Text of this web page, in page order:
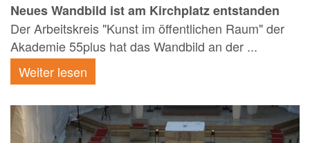
Neues Wandbild ist am Kirchplatz entstanden
Der Arbeitskreis "Kunst im öffentlichen Raum" der
Akademie 55plus hat das Wandbild an der ...
Weiter lesen